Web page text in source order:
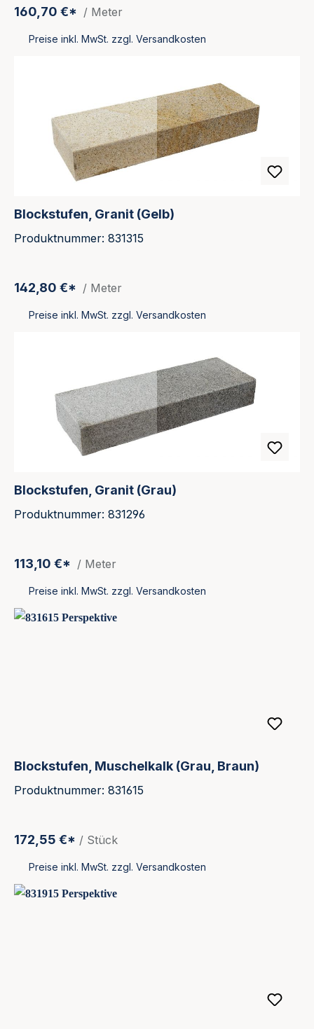
160,70 €* / Meter
Preise inkl. MwSt. zzgl. Versandkosten
Blockstufen, Granit (Gelb)
Produktnummer: 831315
142,80 €* / Meter
Preise inkl. MwSt. zzgl. Versandkosten
Blockstufen, Granit (Grau)
Produktnummer: 831296
113,10 €* / Meter
Preise inkl. MwSt. zzgl. Versandkosten
Blockstufen, Muschelkalk (Grau, Braun)
Produktnummer: 831615
172,55 €* / Stück
Preise inkl. MwSt. zzgl. Versandkosten